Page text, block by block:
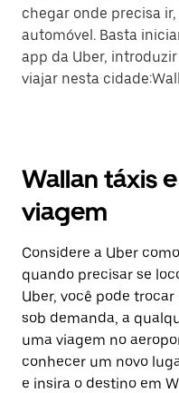
chegar onde precisa
automóvel. Basta
app da Uber,
viajar nesta
Wallan táxis
viagem
Considere a Uber
quando precisar se
Uber, você pode
sob demanda, a
uma viagem no
conhecer um novo
e insira o destino em